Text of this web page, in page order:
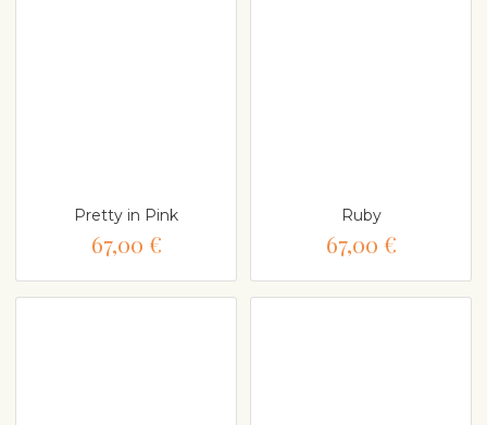
Pretty in Pink
67,00 €
Ruby
67,00 €